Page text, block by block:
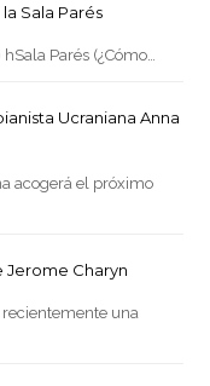
Sala Parés
Parés (¿Cómo…
Ucraniana Anna
acogerá el próximo
Jerome Charyn
una